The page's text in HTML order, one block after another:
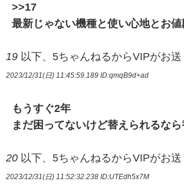
>>17
最新じゃない機種と使い心地とお値
19 以下、5ちゃんねるからVIPがお
2023/12/31(日) 11:45:59.189 ID:qmqB9d+ad
もうすぐ2年
まだ困ってないけど替えられるな
20 以下、5ちゃんねるからVIPがお
2023/12/31(日) 11:52:32.238 ID:UTEdh5x7M